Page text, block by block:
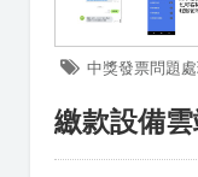
中獎發票問題
繳款設備